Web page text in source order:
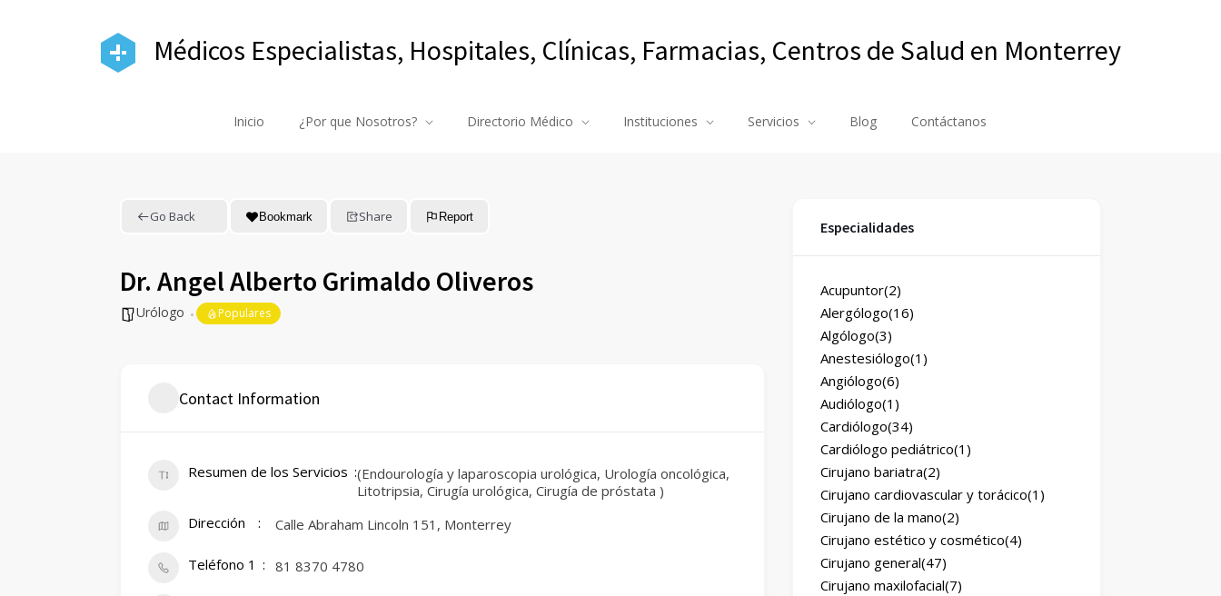
Médicos Especialistas, Hospitales, Clínicas, Farmacias, Centros de Salud en Monterrey
Inicio ¿Por que Nosotros? Directorio Médico Instituciones Servicios Blog Contáctanos
Go Back Bookmark Share Report
Dr. Angel Alberto Grimaldo Oliveros
Urólogo Populares
Contact Information
Resumen de los Servicios (Endourología y laparoscopia urológica, Urología oncológica,
Litotripsia, Cirugía urológica, Cirugía de próstata )
Dirección
Calle Abraham Lincoln 151, Monterrey
Teléfono 1 81 8370 4780
Especialidades
Acupuntor(2)
Alergólogo(16)
Algólogo(3)
Anestesiólogo(1)
Angiólogo(6)
Audiólogo(1)
Cardiólogo(34)
Cardiólogo pediátrico(1)
Cirujano bariatra(2)
Cirujano cardiovascular y torácico(1)
Cirujano de la mano(2)
Cirujano estético y cosmético(4)
Cirujano general(47)
Cirujano maxilofacial(7)